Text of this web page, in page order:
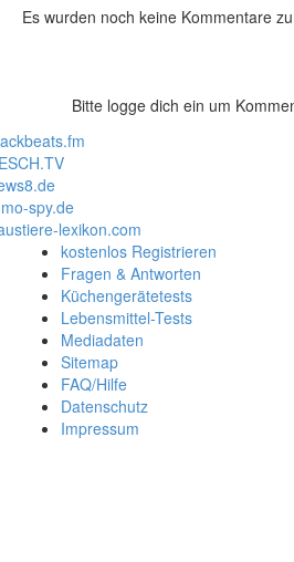
Es wurden noch keine Kommentare
Bitte logge dich ein um
spy.de
lexikon.com
kostenlos Registrieren
Fragen & Antworten
Küchengerätetests
Lebensmittel-Tests
Mediadaten
Sitemap
FAQ/Hilfe
Datenschutz
Impressum